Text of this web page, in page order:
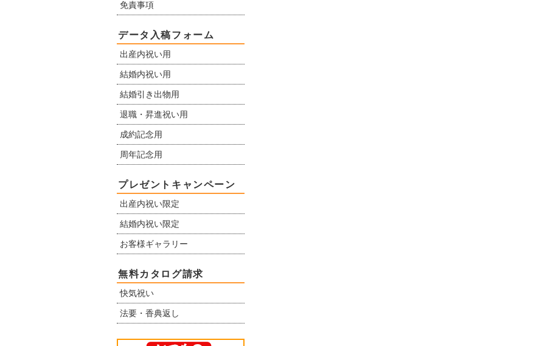
免責事項
データ入稿フォーム
出産内祝い用
結婚内祝い用
結婚引き出物用
退職・昇進祝い用
成約記念用
周年記念用
プレゼントキャンペーン
出産内祝い限定
結婚内祝い限定
お客様ギャラリー
無料カタログ請求
快気祝い
法要・香典返し